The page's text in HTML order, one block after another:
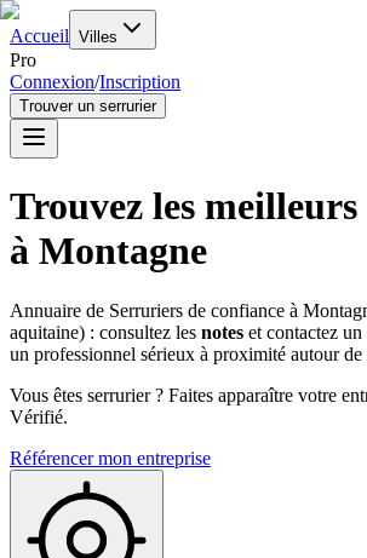
Accueil Villes
Pro
Connexion/Inscription
Trouver un serrurier
Trouvez les
à Montagne
Annuaire de Serruriers de confiance à
aquitaine) : consultez les notes et contactez
un professionnel sérieux à proximité autour de
Vous êtes serrurier ? Faites apparaître votre
Vérifié.
Référencer mon entreprise